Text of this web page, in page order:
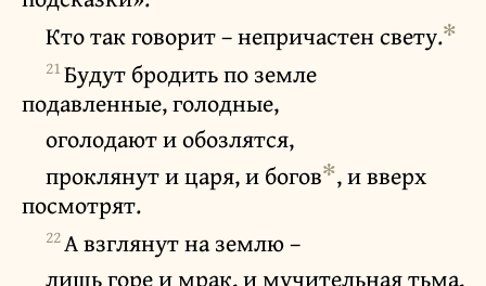
Кто так говорит – непричастен свету.✻
21Будут бродить по земле
подавленные, голодные,
оголодают и обозлятся,
проклянут и царя, и богов✻, и вверх
посмотрят.
22А взглянут на землю –
лишь горе и мрак, и мучительная тьма,